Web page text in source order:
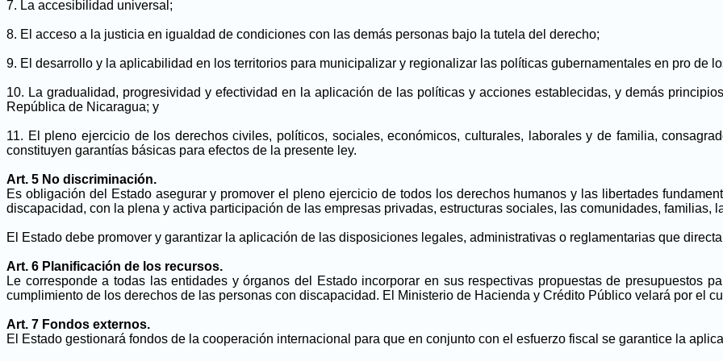
7. La accesibilidad universal;
8. El acceso a la justicia en igualdad de condiciones con las demás personas bajo la tutela del derecho;
9. El desarrollo y la aplicabilidad en los territorios para municipalizar y regionalizar las políticas gubernamentales en pro de
10. La gradualidad, progresividad y efectividad en la aplicación de las políticas y acciones establecidas, y demás
República de Nicaragua; y
11. El pleno ejercicio de los derechos civiles, políticos, sociales, económicos, culturales, laborales y de familia,
constituyen garantías básicas para efectos de la presente ley.
Art. 5 No discriminación.
Es obligación del Estado asegurar y promover el pleno ejercicio de todos los derechos humanos y las libertades
discapacidad, con la plena y activa participación de las empresas privadas, estructuras sociales, las comunidades, familias,
El Estado debe promover y garantizar la aplicación de las disposiciones legales, administrativas o reglamentarias que
Art. 6 Planificación de los recursos.
Le corresponde a todas las entidades y órganos del Estado incorporar en sus respectivas propuestas de presupuestos
cumplimiento de los derechos de las personas con discapacidad. El Ministerio de Hacienda y Crédito Público velará por el
Art. 7 Fondos externos.
El Estado gestionará fondos de la cooperación internacional para que en conjunto con el esfuerzo fiscal se garantice la